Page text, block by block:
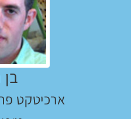
בן
ארכיטקט